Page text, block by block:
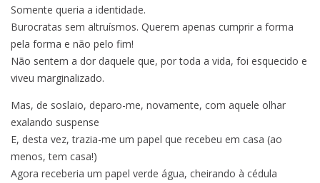
Somente queria a identidade.
Burocratas sem altruísmos. Querem apenas cumprir a forma
pela forma e não pelo fim!
Não sentem a dor daquele que, por toda a vida, foi esquecido e
viveu marginalizado.
Mas, de soslaio, deparo-me, novamente, com aquele olhar
exalando suspense
E, desta vez, trazia-me um papel que recebeu em casa (ao
menos, tem casa!)
Agora receberia um papel verde água, cheirando à cédula